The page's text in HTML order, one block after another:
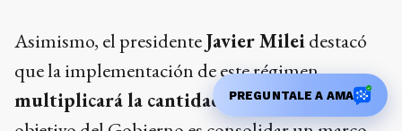
Asimismo, el presidenteJavier Mileidestacó
que la implementación de este régimen
multiplicará la cantidad de empleos. El
PREGUNTALE A AMA